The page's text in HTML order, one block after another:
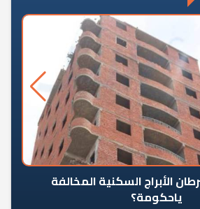
الأبراج السكنية المخالفة
ياحكومة؟